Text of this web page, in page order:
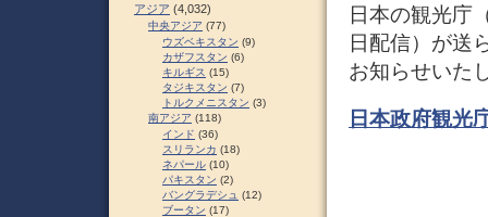
日本の観光庁
日配信）が送
お知らせいた
日本政府観光
アジア (4,032)
中央アジア (77)
ウズベキスタン (9)
カザフスタン (6)
キルギス (15)
タジキスタン (7)
トルクメニスタン (3)
南アジア (118)
インド (36)
スリランカ (18)
ネパール (10)
パキスタン (2)
バングラデシュ (12)
ブータン (17)